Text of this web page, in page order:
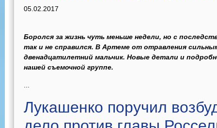
05.02.2017
Боролся за жизнь чуть меньше недели, но с
так и не справился. В Артеме от отравления
двенадцатилетний мальчик. Новые детали и
нашей съемочной группе.
Лукашенко поручил